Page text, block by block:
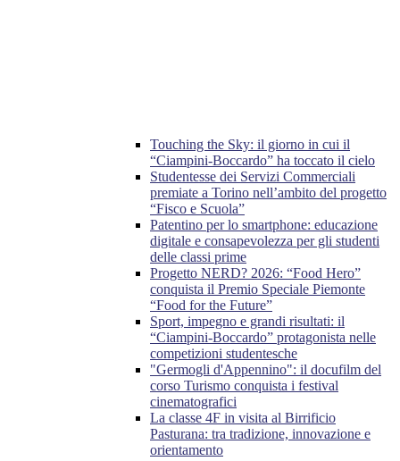
Touching the Sky: il giorno in cui il
“Ciampini-Boccardo” ha toccato il cielo
Studentesse dei Servizi Commerciali
premiate a Torino nell’ambito del progetto
“Fisco e Scuola”
Patentino per lo smartphone: educazione
digitale e consapevolezza per gli studenti
delle classi prime
Progetto NERD? 2026: “Food Hero”
conquista il Premio Speciale Piemonte
“Food for the Future”
Sport, impegno e grandi risultati: il
“Ciampini-Boccardo” protagonista nelle
competizioni studentesche
"Germogli d'Appennino": il docufilm del
corso Turismo conquista i festival
cinematografici
La classe 4F in visita al Birrificio
Pasturana: tra tradizione, innovazione e
orientamento